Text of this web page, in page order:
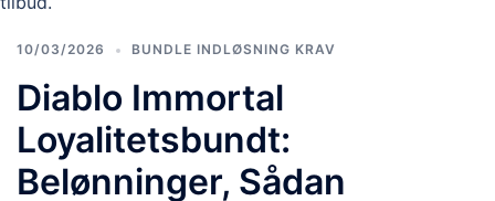
10/03/2026 BUNDLE INDLØSNING KRAV
Diablo Immortal
Loyalitetsbundt:
Belønninger, Sådan